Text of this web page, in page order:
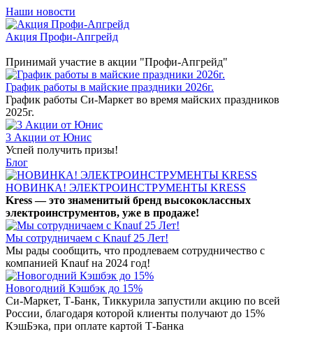
Наши новости
Акция Профи-Апгрейд
Принимай участие в акции "Профи-Апгрейд"
График работы в майские праздники 2026г.
График работы Си-Маркет во время майских праздников
2025г.
3 Акции от Юнис
Успей получить призы!
Блог
НОВИНКА! ЭЛЕКТРОИНСТРУМЕНТЫ KRESS
Kress — это знаменитый бренд высококлассных
электроинструментов, уже в продаже!
Мы сотрудничаем с Knauf 25 Лет!
Мы рады сообщить, что продлеваем сотрудничество с
компанией Knauf на 2024 год!
Новогодний Кэшбэк до 15%
Си-Маркет, Т-Банк, Тиккурила запустили акцию по всей
России, благодаря которой клиенты получают до 15%
КэшБэка, при оплате картой Т-Банка